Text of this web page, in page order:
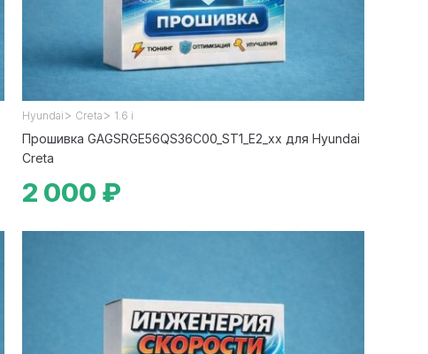
Hyundai > Creta > 1.6 i
Прошивка GAGSRGE56QS36C00_ST1_E2_xx для Hyundai
Creta
2 000 ₽